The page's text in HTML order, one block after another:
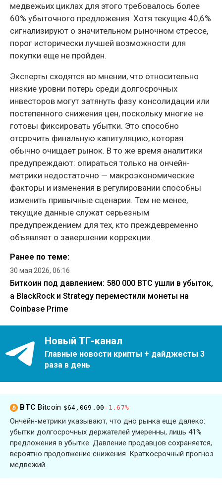
медвежьих циклах для этого требовалось более
60% убыточного предложения. Хотя текущие 40,6%
сигнализируют о значительном рыночном стрессе,
порог исторически лучшей возможности для
покупки еще не пройден.
Эксперты сходятся во мнении, что относительно
низкие уровни потерь среди долгосрочных
инвесторов могут затянуть фазу консолидации или
постепенного снижения цен, поскольку многие не
готовы фиксировать убытки. Это способно
отсрочить финальную капитуляцию, которая
обычно очищает рынок. В то же время аналитики
предупреждают: опираться только на ончейн-
метрики недостаточно — макроэкономические
факторы и изменения в регулировании способны
изменить привычные сценарии. Тем не менее,
текущие данные служат серьезным
предупреждением для тех, кто преждевременно
объявляет о завершении коррекции.
Ранее по теме:
30 мая 2026, 06:16
Биткоин под давлением: 580 000 BTC ушли в убыток,
а BlackRock и Strategy переместили монеты на
Coinbase Prime
Новый ТГ-канал
Главные новости крипты + дайджесты 3
раза в день
BTCBitcoin $64,069.00 -1.67%
Ончейн-метрики указывают, что дно рынка еще далеко:
убытки долгосрочных держателей умеренны, лишь 41%
предложения в убытке. Давление продавцов сохраняется,
вероятно продолжение снижения. Краткосрочный прогноз
медвежий.